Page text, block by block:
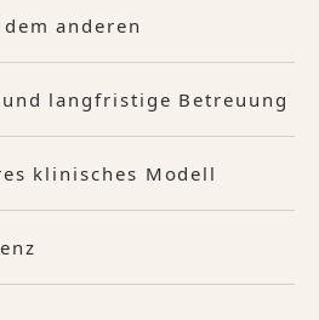
anderen
langfristige Betreuung
klinisches Modell